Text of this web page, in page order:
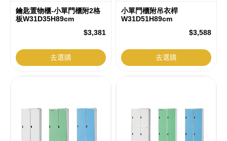
鑰匙置物櫃-小單門櫃附2格
板W31D35H89cm
$3,381
去選購
小單門櫃附吊衣桿
W31D51H89cm
$3,588
去選購